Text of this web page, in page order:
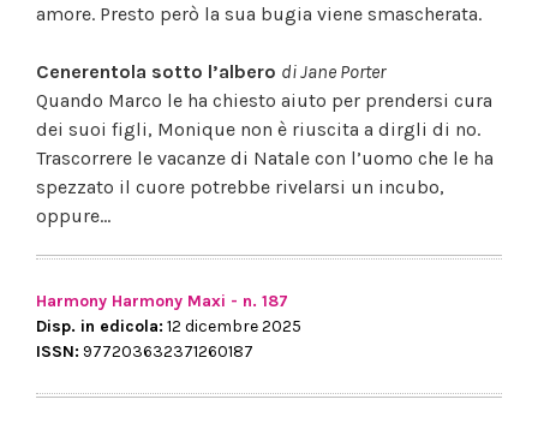
amore. Presto però la sua bugia viene smascherata.
Cenerentola sotto l’albero di Jane Porter
Quando Marco le ha chiesto aiuto per prendersi cura
dei suoi figli, Monique non è riuscita a dirgli di no.
Trascorrere le vacanze di Natale con l’uomo che le ha
spezzato il cuore potrebbe rivelarsi un incubo,
oppure...
Harmony Harmony Maxi - n. 187
Disp. in edicola: 12 dicembre 2025
ISSN: 977203632371260187